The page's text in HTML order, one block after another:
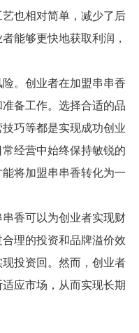
也相对简单，减少了后
能够更快地获取利润，
。创业者在加盟串串香
备工作。选择合适的品
巧等都是实现成功创业
经营中始终保持敏锐的
将加盟串串香转化为一
香可以为创业者实现财
理的投资和品牌溢价效
投资回。然而，创业者
应市场，从而实现长期